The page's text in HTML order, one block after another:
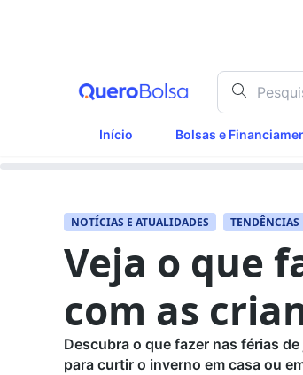
Início Bolsas e
NOTÍCIAS E ATUALIDADES TENDÊNCIAS
Veja o que
com as
Descubra o que fazer nas férias
para curtir o inverno em casa ou